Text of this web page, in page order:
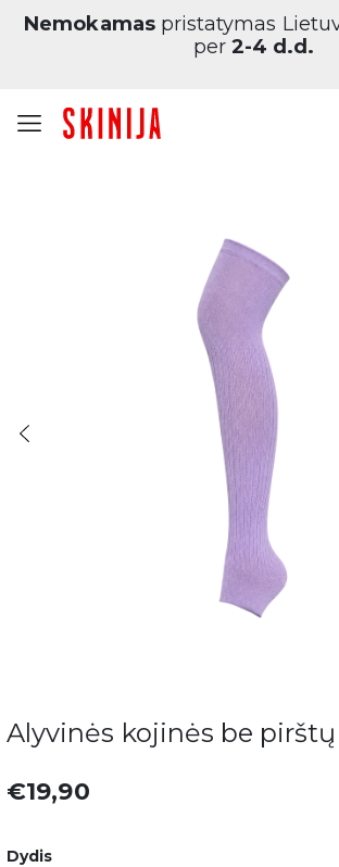
Nemokamaspristatymas
per 2-4 d.d.
Pagrindinis Moterims
Alyvinės kojinės be pirštų
€19,90
Dydis